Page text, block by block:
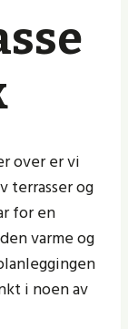
over er vi
terrasser og
for en
varme og
i noen av